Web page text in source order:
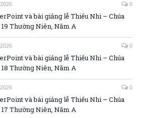
0
và bài giảng lễ Thiếu Nhi – Chúa
Thường Niên, Năm A
0
và bài giảng lễ Thiếu Nhi – Chúa
Thường Niên, Năm A
0
và bài giảng lễ Thiếu Nhi – Chúa
Thường Niên, Năm A